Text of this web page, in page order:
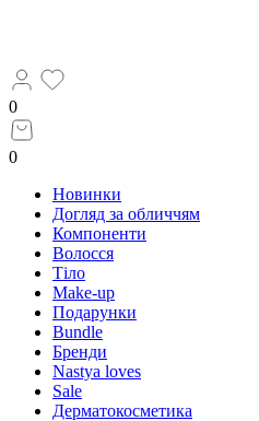
0
0
Новинки
Догляд за обличчям
Компоненти
Волосся
Тіло
Make-up
Подарунки
Bundle
Бренди
Nastya loves
Sale
Дерматокосметика